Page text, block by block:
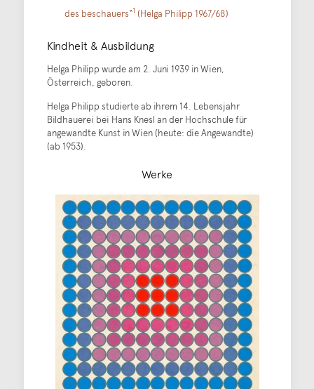
des beschauers“1 (Helga Philipp 1967/68)
Kindheit & Ausbildung
Helga Philipp wurde am 2. Juni 1939 in Wien,
Österreich, geboren.
Helga Philipp studierte ab ihrem 14. Lebensjahr
Bildhauerei bei Hans Knesl an der Hochschule für
angewandte Kunst in Wien (heute: die Angewandte)
(ab 1953).
Werke